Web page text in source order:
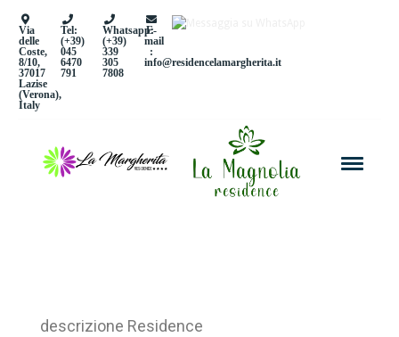
Via
delle
Coste,
8/10,
37017
Lazise
(Verona),
Italy
Tel:
(+39)
045
6470
791
Whatsapp:
(+39)
339
305
7808
E-
mail
:
info@residencelamargherita.it
descrizione Residence